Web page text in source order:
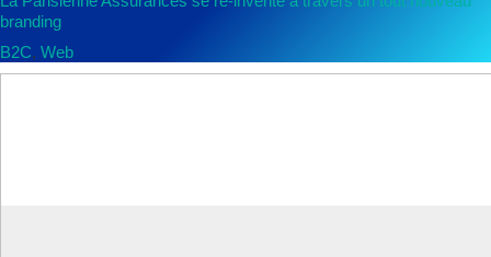
branding
B2C, Web